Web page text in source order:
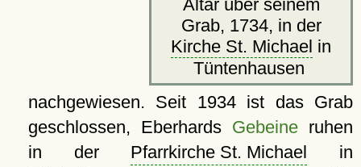
Altar über seinem
Grab, 1734, in der
Kirche St. Michael in
Tüntenhausen
nachgewiesen. Seit 1934 ist das Grab
geschlossen, Eberhards Gebeineruhen
in der Pfarrkirche St. Michael in